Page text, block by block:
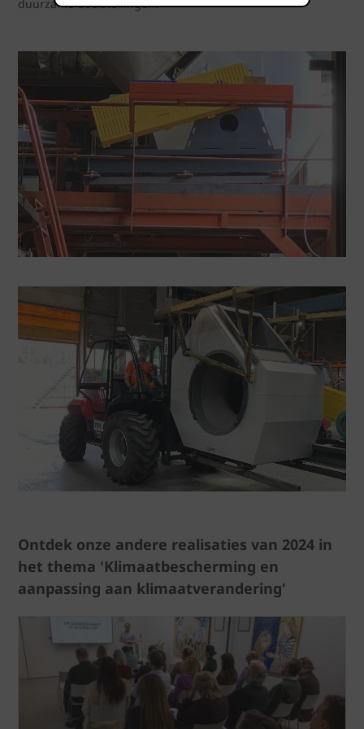
duurzame doelstellingen.
Ontdek onze andere realisaties van 2024 in
het thema 'Klimaatbescherming en
aanpassing aan klimaatverandering'